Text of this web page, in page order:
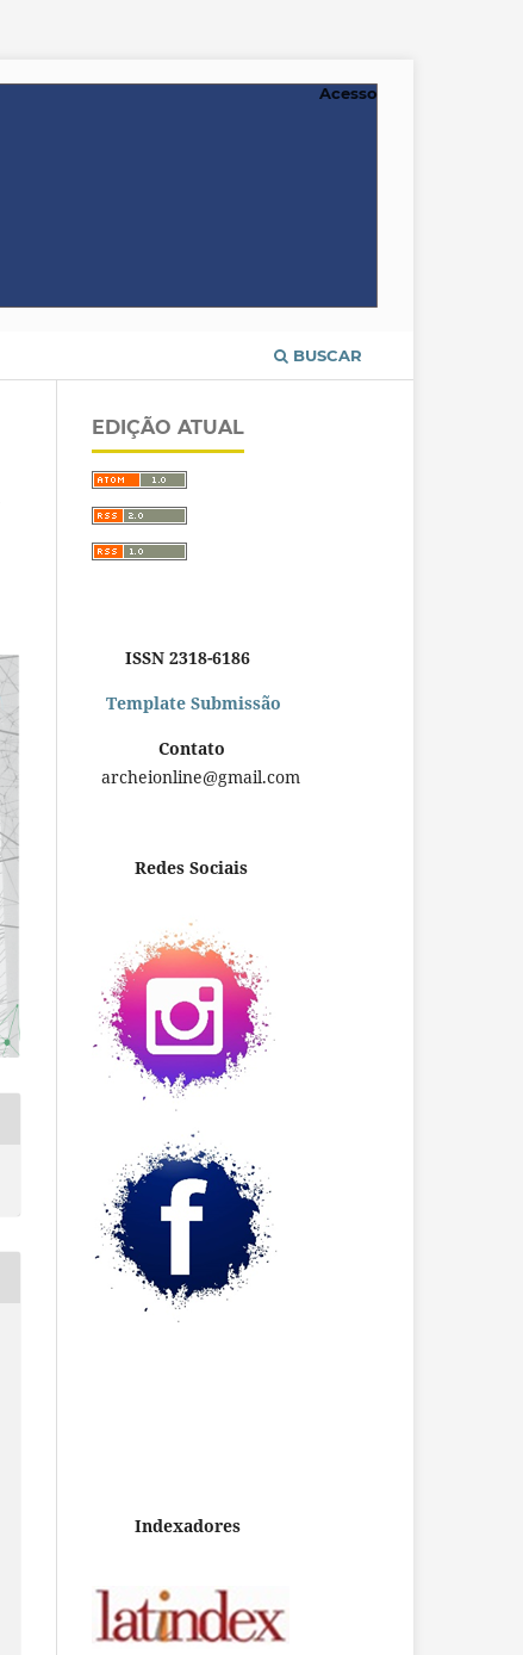
BUSCAR
Acesso
EDIÇÃO ATUAL
ISSN 2318-6186
Template Submissão
Contato
archeionline@gmail.com
Redes Sociais
Indexadores